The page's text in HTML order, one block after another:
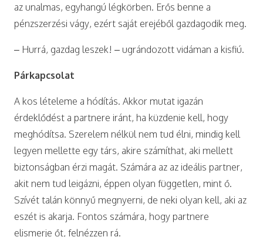
az unalmas, egyhangú légkörben. Erős benne a
pénzszerzési vágy, ezért saját erejéből gazdagodik meg.
– Hurrá, gazdag leszek! – ugrándozott vidáman a kisfiú.
Párkapcsolat
A kos lételeme a hódítás. Akkor mutat igazán
érdeklődést a partnere iránt, ha küzdenie kell, hogy
meghódítsa. Szerelem nélkül nem tud élni, mindig kell
legyen mellette egy társ, akire számíthat, aki mellett
biztonságban érzi magát. Számára az az ideális partner,
akit nem tud leigázni, éppen olyan független, mint ő.
Szívét talán könnyű megnyerni, de neki olyan kell, aki az
eszét is akarja. Fontos számára, hogy partnere
elismerje őt, felnézzen rá.